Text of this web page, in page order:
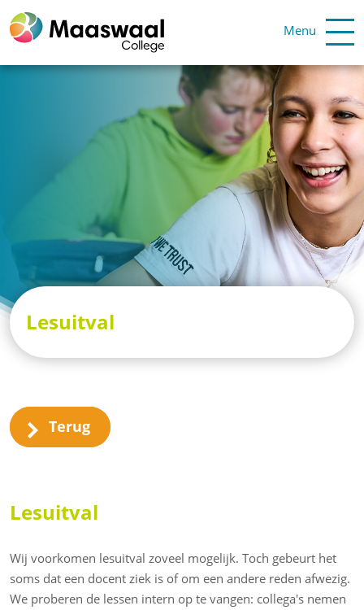
Menu
Lesuitval
Terug
Lesuitval
Wij voorkomen lesuitval zoveel mogelijk. Toch gebeurt het
soms dat een docent ziek is of om een andere reden afwezig.
We proberen de lessen intern op te vangen: collega's nemen